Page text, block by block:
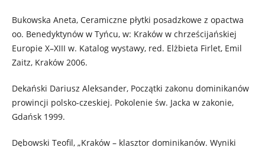
Bukowska Aneta, Ceramiczne płytki posadzkowe z opactwa
oo. Benedyktynów w Tyńcu, w: Kraków w chrześcijańskiej
Europie X–XIII w. Katalog wystawy, red. Elżbieta Firlet, Emil
Zaitz, Kraków 2006.
Dekański Dariusz Aleksander, Początki zakonu dominikanów
prowincji polsko-czeskiej. Pokolenie św. Jacka w zakonie,
Gdańsk 1999.
Dębowski Teofil, „Kraków – klasztor dominikanów. Wyniki